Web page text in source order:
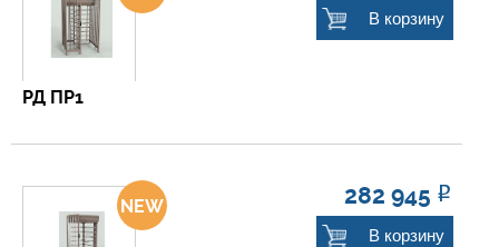
РД ПР1
В корзину
282 945 Р
В корзину